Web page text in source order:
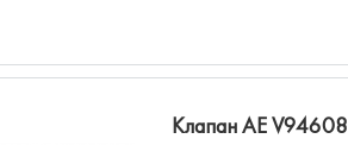
Клапан AE V94608